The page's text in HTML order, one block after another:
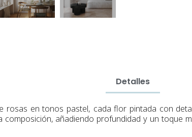
Detalles
en tonos pastel, cada flor pintada con
añadiendo profundidad y un toque